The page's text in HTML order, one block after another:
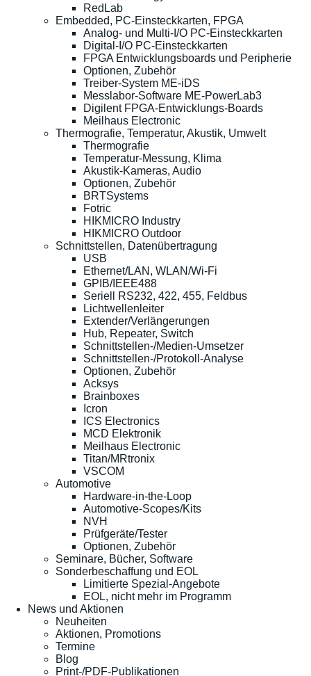
RedLab
Embedded, PC-Einsteckkarten, FPGA
Analog- und Multi-I/O PC-Einsteckkarten
Digital-I/O PC-Einsteckkarten
FPGA Entwicklungsboards und Peripherie
Optionen, Zubehör
Treiber-System ME-iDS
Messlabor-Software ME-PowerLab3
Digilent FPGA-Entwicklungs-Boards
Meilhaus Electronic
Thermografie, Temperatur, Akustik, Umwelt
Thermografie
Temperatur-Messung, Klima
Akustik-Kameras, Audio
Optionen, Zubehör
BRTSystems
Fotric
HIKMICRO Industry
HIKMICRO Outdoor
Schnittstellen, Datenübertragung
USB
Ethernet/LAN, WLAN/Wi-Fi
GPIB/IEEE488
Seriell RS232, 422, 455, Feldbus
Lichtwellenleiter
Extender/Verlängerungen
Hub, Repeater, Switch
Schnittstellen-/Medien-Umsetzer
Schnittstellen-/Protokoll-Analyse
Optionen, Zubehör
Acksys
Brainboxes
Icron
ICS Electronics
MCD Elektronik
Meilhaus Electronic
Titan/MRtronix
VSCOM
Automotive
Hardware-in-the-Loop
Automotive-Scopes/Kits
NVH
Prüfgeräte/Tester
Optionen, Zubehör
Seminare, Bücher, Software
Sonderbeschaffung und EOL
Limitierte Spezial-Angebote
EOL, nicht mehr im Programm
News und Aktionen
Neuheiten
Aktionen, Promotions
Termine
Blog
Print-/PDF-Publikationen